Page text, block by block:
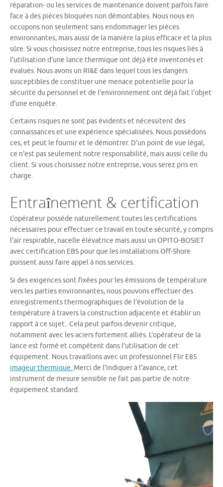
réparation- ou les services de maintenance doivent parfois faire
face à des pièces bloquées non démontables. Nous nous en
occupons non seulement sans endommager les pièces
environnantes, mais aussi de la manière la plus efficace et la plus
sûre. Si vous choisissez notre entreprise, tous les risques liés à
l'utilisation d'une lance thermique ont déjà été inventoriés et
évalués. Nous avons un RI&E dans lequel tous les dangers
susceptibles de constituer une menace potentielle pour la
sécurité du personnel et de l'environnement ont déjà fait l'objet
d'une enquête.
Certains risques ne sont pas évidents et nécessitent des
connaissances et une expérience spécialisées. Nous possédons
ces, et peut le fournir et le démontrer. D'un point de vue légal,
ce n'est pas seulement notre responsabilité, mais aussi celle du
client. Si vous choisissez notre entreprise, vous serez pris en
charge.
Entraînement & certification
L'opérateur possède naturellement toutes les certifications
nécessaires pour effectuer ce travail en toute sécurité, y compris
l'air respirable, nacelle élévatrice mais aussi un OPITO-BOSIET
avec certification EBS pour que les installations Off-Shore
puissent aussi faire appel à nos services.
Si des exigences sont fixées pour les émissions de température
vers les parties environnantes, nous pouvons effectuer des
enregistrements thermographiques de l'évolution de la
température à travers la construction adjacente et établir un
rapport à ce sujet.. Cela peut parfois devenir critique,
notamment avec les aciers fortement alliés. L'opérateur de la
lance est formé et compétent dans l'utilisation de cet
équipement. Nous travaillons avec un professionnel Flir E85
imageur thermique. Merci de l'indiquer à l'avance, cet
instrument de mesure sensible ne fait pas partie de notre
équipement standard.